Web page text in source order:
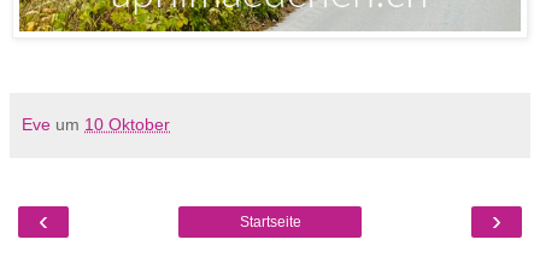
Eve um 10 Oktober
‹ ›
Startseite